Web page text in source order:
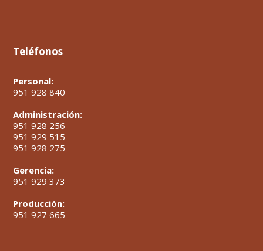
Teléfonos
Personal:
951 928 840
Administración:
951 928 256
951 929 515
951 928 275
Gerencia:
951 929 373
Producción:
951 927 665